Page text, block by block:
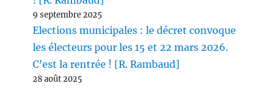
9 septembre 2025
Elections municipales : le décret convoque
les électeurs pour les 15 et 22 mars 2026.
C’est la rentrée ! [R. Rambaud]
28 août 2025